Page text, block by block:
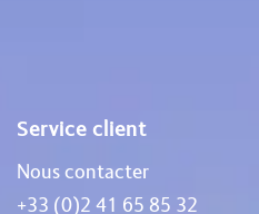
Service client
Nous contacter
+33 (0)2 41 65 85 32